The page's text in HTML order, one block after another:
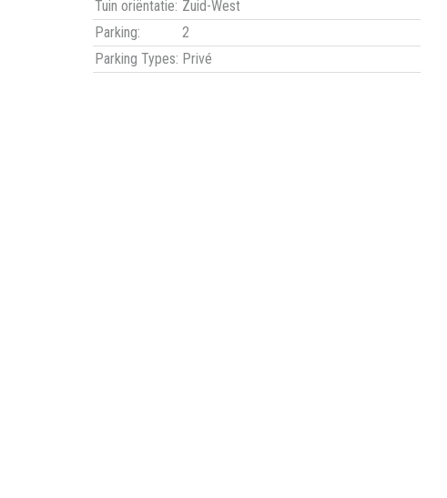
Tuin oriëntatie: Zuid-West
Parking:
2
Parking Types: Privé